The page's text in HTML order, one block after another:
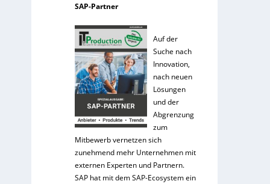
SAP-Partner
Auf der
Suche nach
Innovation,
nach neuen
Lösungen
und der
Abgrenzung
zum
Mitbewerb vernetzen sich
zunehmend mehr Unternehmen mit
externen Experten und Partnern.
SAP hat mit dem SAP-Ecosystem ein